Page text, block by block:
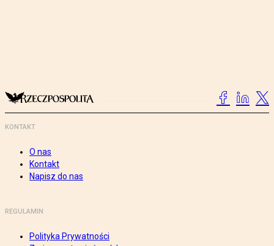
KONTAKT
O nas
Kontakt
Napisz do nas
REGULAMIN
Polityka Prywatności